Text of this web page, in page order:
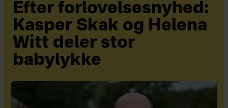
Efter forlovelsesnyhed:
Kasper Skak og Helena
Witt deler stor
babylykke